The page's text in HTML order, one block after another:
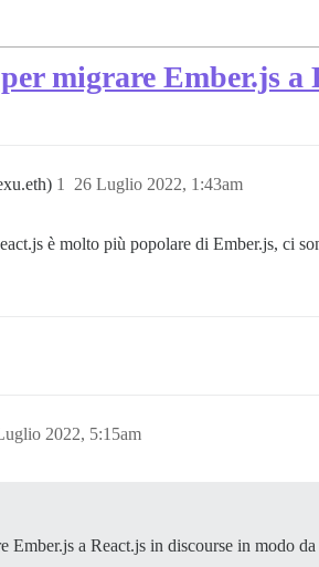
migrare Ember.js a
26 Luglio 2022, 1:43am
1
è molto più popolare di Ember.js, ci
2022, 5:15am
Ember.js a React.js in discourse in modo